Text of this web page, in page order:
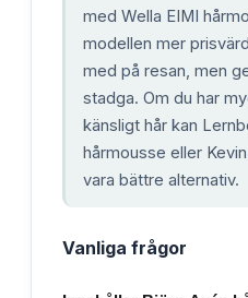
med Wella EIMI
modellen mer
med på resan, men
stadga. Om du har
känsligt hår kan
hårmousse eller
vara bättre alternativ.
Vanliga frågor